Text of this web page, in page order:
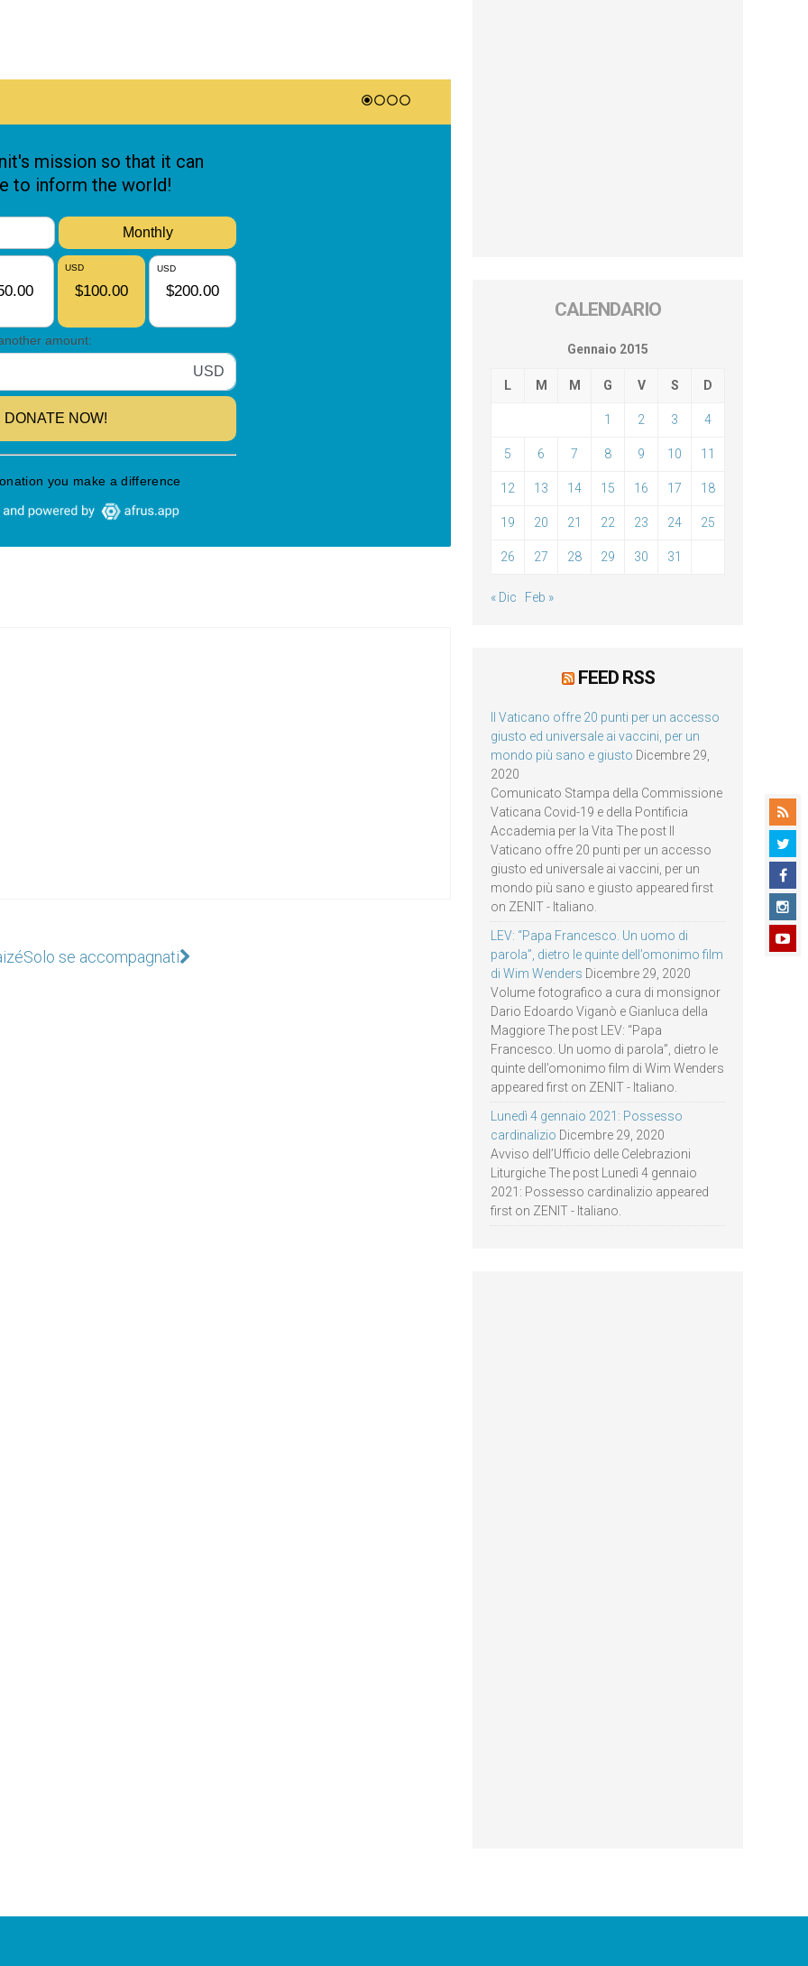
Solo se accompagnati
CALENDARIO
Gennaio 2015
L M M G V S D
1 2 3 4
5 6 7 8 9 10 11
12 13 14 15 16 17 18
19 20 21 22 23 24 25
26 27 28 29 30 31
« Dic Feb »
FEED RSS
Il Vaticano offre 20 punti per un accesso
giusto ed universale ai vaccini, per un
mondo più sano e giusto Dicembre 29,
2020
Comunicato Stampa della Commissione
Vaticana Covid-19 e della Pontificia
Accademia per la Vita The post Il
Vaticano offre 20 punti per un accesso
giusto ed universale ai vaccini, per un
mondo più sano e giusto appeared first
on ZENIT - Italiano.
LEV: “Papa Francesco. Un uomo di
parola”, dietro le quinte dell’omonimo film
di Wim Wenders Dicembre 29, 2020
Volume fotografico a cura di monsignor
Dario Edoardo Viganò e Gianluca della
Maggiore The post LEV: “Papa
Francesco. Un uomo di parola”, dietro le
quinte dell’omonimo film di Wim Wenders
appeared first on ZENIT - Italiano.
Lunedì 4 gennaio 2021: Possesso
cardinalizio Dicembre 29, 2020
Avviso dell’Ufficio delle Celebrazioni
Liturgiche The post Lunedì 4 gennaio
2021: Possesso cardinalizio appeared
first on ZENIT - Italiano.